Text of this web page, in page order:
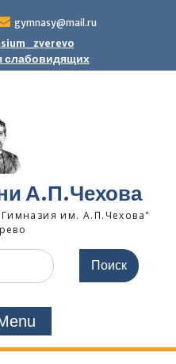
gymnasy@mail.ru
А.П.Чехова
им. А.П.Чехова"